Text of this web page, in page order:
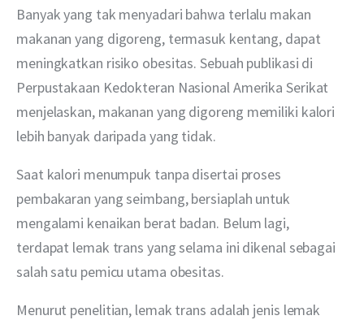
Banyak yang tak menyadari bahwa terlalu makan
makanan yang digoreng, termasuk kentang, dapat
meningkatkan risiko obesitas. Sebuah publikasi di
Perpustakaan Kedokteran Nasional Amerika Serikat
menjelaskan, makanan yang digoreng memiliki kalori
lebih banyak daripada yang tidak.
Saat kalori menumpuk tanpa disertai proses
pembakaran yang seimbang, bersiaplah untuk
mengalami kenaikan berat badan. Belum lagi,
terdapat lemak trans yang selama ini dikenal sebagai
salah satu pemicu utama obesitas.
Menurut penelitian, lemak trans adalah jenis lemak